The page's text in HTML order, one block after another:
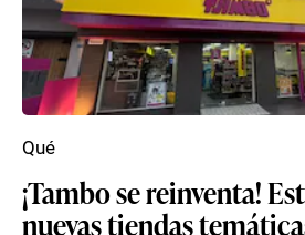
¡Tambo se reinventa!
nuevas tiendas
Qué